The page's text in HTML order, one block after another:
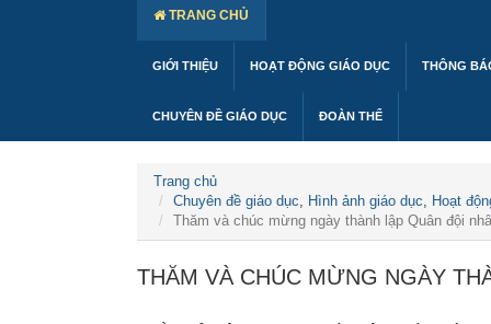
TRANG CHỦ
GIỚI THIỆU HOẠT ĐỘNG GIÁO DỤC THÔNG
CHUYÊN ĐỀ GIÁO DỤC ĐOÀN THỂ
Trang chủ
Chuyên đề giáo dục, Hình ảnh giáo dục, Hoạt
Thăm và chúc mừng ngày thành lập Quân đội
THĂM VÀ CHÚC MỪNG NGÀY